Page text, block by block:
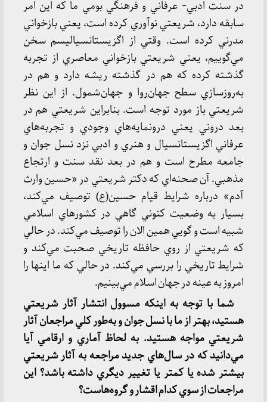
در سنت ادبي- عرفاني و فرهنگي بومي ما كه اين امر
سابقه دارد، شريعتي نوآوري كرده است، يعني بازخواني
مدرني كرده است. وقتي از اگزيستانسياليسم سخن
مي‌گوييم، يعني شريعتي بازخواني معاصري از تجربه
گذشته كرده كه هم در گذشته ريشه دارد و هم در
به‌روز‌سازي سطح جهان‌روا و جهان‌شمول. از اين نظر
شريعتي باز مورد توجه است. بنابراين شريعتي هم در
بعد دروني يعني درونمايه‌هاي وجودي و تجربه‌هاي
عرفاني اگزيستانسيال و هنري و ادبي نزد نسل جوان و
جامعه مطرح است و هم در بعد نقد سنت و ارتجاع
مذهبي. آن صحنه‌اي كه دكتر شريعتي در «حسين وارث
آدم» درباره شرايط قيام حسين(ع) توصيف مي‌كند،
بسيار به وضعيت كنوني گاهي در كشورهاي اسلامي
شبيه است و گويي همين الان را توصيف مي‌كند. در حالي
كه شريعتي از روي حافظه تاريخي صحبت مي‌كند و
شرايط تاريخي را بررسي مي‌كند. در حالي كه ما اينها را
امروز به عينه در جهان اسلام مي‌بينيم.
شما با توجه به اينكه مسوول انتشار آثار شريعتي
هستيد، بهتر از ما با نسل جوان و به‌طور كلي مراجعان آثار
شريعتي مواجه هستيد. به لحاظ آماري و ارقامي آيا
مي‌دانيد كه در سال‌هاي جديد مراجعه به آثار شريعتي
بيشتر شده يا كمتر يا تغيير ديگري داشته باشد؟ اين
مراجعات از سوي كدام اقشار و گروه‌هاست؟